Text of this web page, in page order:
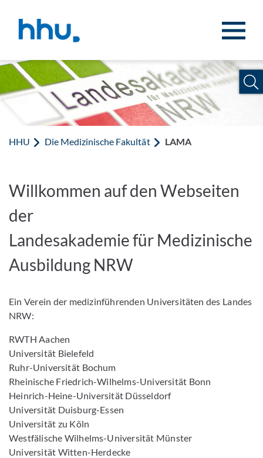
HHU Die Medizinische Fakultät LAMA
Willkommen auf den Webseiten
der
Landesakademie für Medizinische
Ausbildung NRW
Ein Verein der medizinführenden Universitäten des Landes
NRW:
RWTH Aachen
Universität Bielefeld
Ruhr-Universität Bochum
Rheinische Friedrich-Wilhelms-Universität Bonn
Heinrich-Heine-Universität Düsseldorf
Universität Duisburg-Essen
Universität zu Köln
Westfälische Wilhelms-Universität Münster
Universität Witten-Herdecke